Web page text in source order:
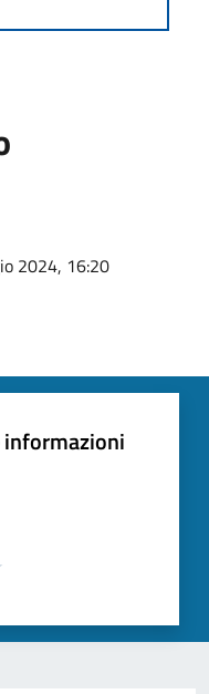
2024, 16:20
informazioni